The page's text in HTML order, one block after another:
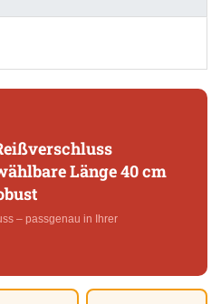
Länge 40 cm
– passgenau in Ihrer